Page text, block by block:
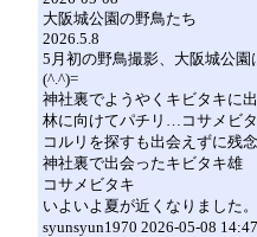
大阪城公園の野鳥たち
2026.5.8
5月初の野鳥撮影、大阪城公
(^.^)=
神社裏でようやくキビタキに
林に向けてパチリ…コサメビ
コルリを探すも出会えずに残念
神社裏で出会ったキビタキ雄
コサメビタキ
いよいよ夏が近くなりました。
syunsyun1970 2026-05-08